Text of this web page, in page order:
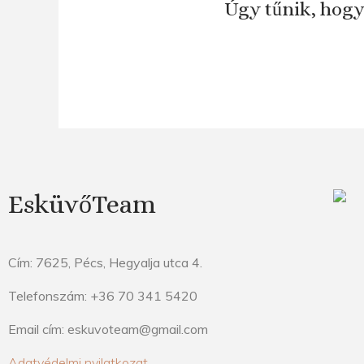
Úgy tűnik,
EsküvőTeam
Cím: 7625, Pécs, Hegyalja utca 4.
Telefonszám: +36 70 341 5420
Email cím: eskuvoteam@gmail.com